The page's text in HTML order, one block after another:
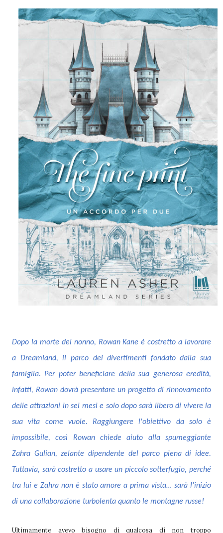
Dopo la morte del nonno, Rowan Kane è costretto a lavorare
a Dreamland, il parco dei divertimenti fondato dalla sua
famiglia. Per poter beneficiare della sua generosa eredità,
infatti, Rowan dovrà presentare un progetto di rinnovamento
delle attrazioni in sei mesi e solo dopo sarà libero di vivere la
sua vita come vuole. Raggiungere l'obiettivo da solo è
impossibile, così Rowan chiede aiuto alla spumeggiante
Zahra Gulian, zelante dipendente del parco piena di idee.
Tuttavia, sarà costretto a usare un piccolo sotterfugio, perché
tra lui e Zahra non è stato amore a prima vista… sarà l'inizio
di una collaborazione turbolenta quanto le montagne russe!
Ultimamente avevo bisogno di qualcosa di non troppo